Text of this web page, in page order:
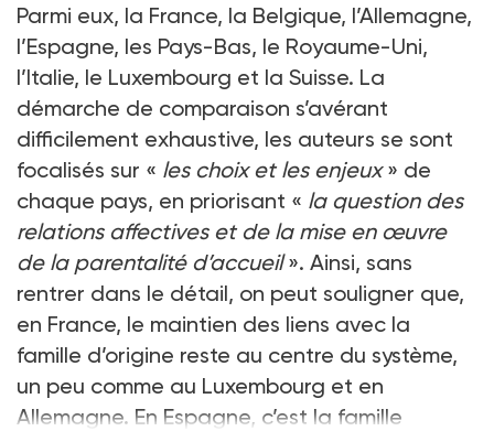
Parmi eux, la France, la Belgique, l’Allemagne,
l’Espagne, les Pays-Bas, le Royaume-Uni,
l’Italie, le Luxembourg et la Suisse. La
démarche de comparaison s’avérant
difficilement exhaustive, les auteurs se sont
focalisés sur « les choix et les enjeux» de
chaque pays, en priorisant « la question des
relations affectives et de la mise en œuvre
de la parentalité d’accueil». Ainsi, sans
rentrer dans le détail, on peut souligner que,
en France, le maintien des liens avec la
famille d’origine reste au centre du système,
un peu comme au Luxembourg et en
Allemagne. En Espagne, c’est la famille